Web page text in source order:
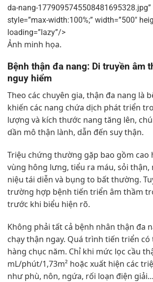
da-nang-1779095745508481695328.jpg”
style=”max-width:100%;” width=”500″
loading=”lazy”/>
Ảnh minh họa.
Bệnh thận đa nang: Di truyền âm
nguy hiểm
Theo các chuyên gia, thận đa nang là
khiến các nang chứa dịch phát triển
lượng và kích thước nang tăng lên,
dần mô thận lành, dẫn đến suy thận.
Triệu chứng thường gặp bao gồm cao
vùng hông lưng, tiểu ra máu, sỏi
niệu tái diễn và bụng to bất thường.
trường hợp bệnh tiến triển âm thầm
trước khi biểu hiện rõ.
Không phải tất cả bệnh nhân thận đa
chạy thận ngay. Quá trình tiến triển có
hàng chục năm. Chỉ khi mức lọc cầu
mL/phút/1,73m² hoặc xuất hiện các
như phù, nôn, ngứa, rối loạn điện